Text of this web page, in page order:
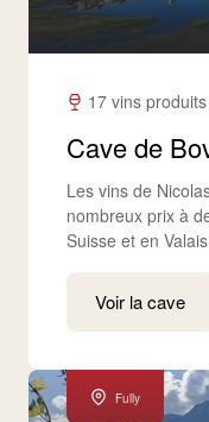
17 vins
Cave de
Les vins de
nombreux prix à
Suisse et en
Voir la cave
Fully